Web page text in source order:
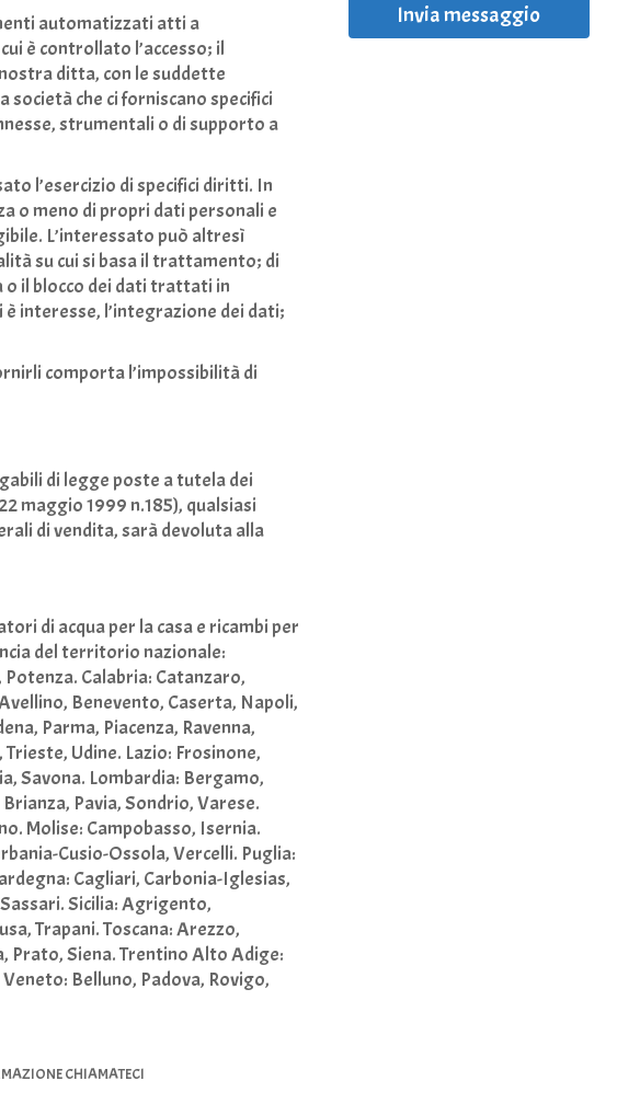
automatizzati atti a
è controllato l’accesso; il
ditta, con le suddette
che ci forniscano specifici
strumentali o di supporto a
l’esercizio di specifici diritti. In
o meno di propri dati personali e
L’interessato può altresì
su cui si basa il trattamento; di
il blocco dei dati trattati in
interesse, l’integrazione dei dati;
comporta l’impossibilità di
di legge poste a tutela dei
maggio 1999 n.185), qualsiasi
di vendita, sarà devoluta alla
di acqua per la casa e ricambi per
del territorio nazionale:
Calabria: Catanzaro,
Benevento, Caserta, Napoli,
Parma, Piacenza, Ravenna,
Udine. Lazio: Frosinone,
Savona. Lombardia: Bergamo,
Pavia, Sondrio, Varese.
Molise: Campobasso, Isernia.
Cusio-Ossola, Vercelli. Puglia:
Cagliari, Carbonia-Iglesias,
Sicilia: Agrigento,
Trapani. Toscana: Arezzo,
Prato, Siena. Trentino Alto Adige:
Belluno, Padova, Rovigo,
Invia messaggio